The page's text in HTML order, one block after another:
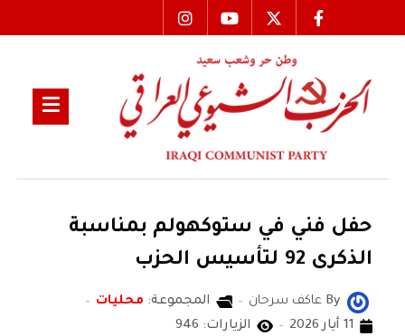
حفل فني في ستوكهولم بمناسبة
الذكرى 92 لتأسيس الحزب
By عاكف سرحان المجموعة: محليات
11 أيار 2026
الزيارات: 946